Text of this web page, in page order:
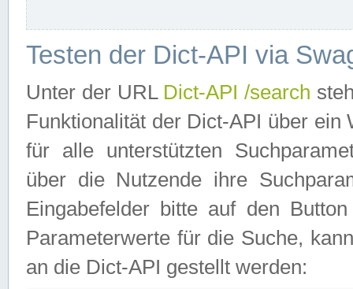
Testen der Dict-API via
Unter der URL Dict-API /search
Funktionalität der Dict-API über
für alle unterstützten
über die Nutzende ihre
Eingabefelder bitte auf den
Parameterwerte für die Suche,
an die Dict-API gestellt werden: